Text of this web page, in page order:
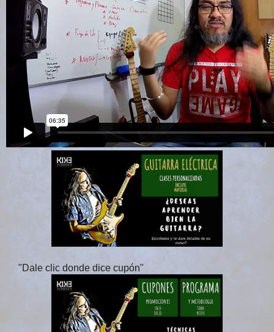
"Dale clic donde dice cupón"